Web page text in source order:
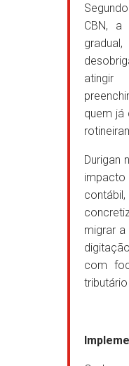
CBN, a
atingir
quem já
Durigan
migrar
com